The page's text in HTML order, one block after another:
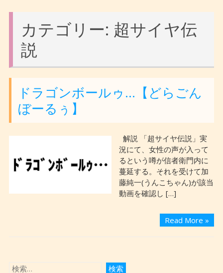
カテゴリー: 超サイヤ伝
説
ドラゴンボールゥ…【どらごん
ぼーるぅ】
解説 「超サイヤ伝説」実
況にて、女性の声が入って
るという噂が信者衛門内に
蔓延する。それを受けて加
藤純一(うんこちゃん)が該当
動画を確認し […]
Read More »